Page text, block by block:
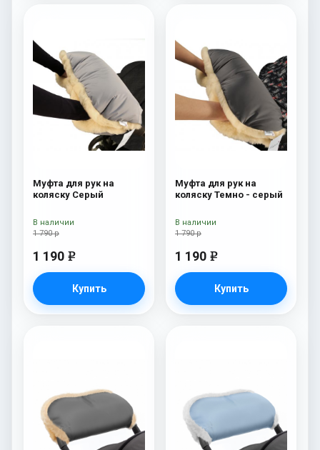
Муфта для рук на
коляску Серый
1 790 р
1 190 e
Купить
В наличии
Муфта для рук на
коляску Темно - серый
1 790 р
1 190 e
Купить
В наличии